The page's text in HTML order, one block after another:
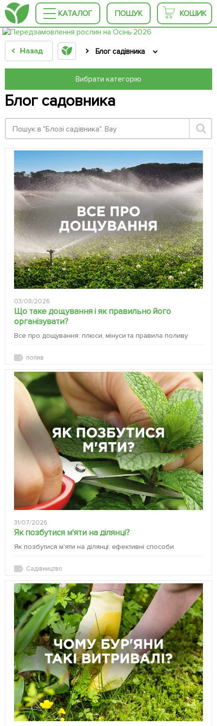
КАТАЛОГ ПОШУК КОШИК
Назад Блог садівника
Вибрати категорію
Блог садовника
03/08/2026
Що таке дощування і як правильно його
організувати?
Все про дощування: плюси, мінуси та правила поливу
полив
31/07/2026
Як позбутися м'яти на ділянці?
Як позбутися м'яти на ділянці: ефективні способи
Садівництво